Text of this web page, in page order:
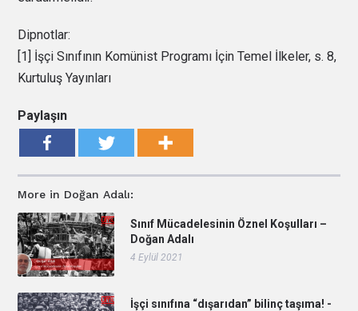
More in Doğan Adalı:
Sınıf Mücadelesinin Öznel Koşulları –
Doğan Adalı
4 Eylül 2021
İşçi sınıfına “dışarıdan” bilinç taşıma! -
Dipnotlar:
[1] İşçi Sınıfının Komünist Programı İçin Temel İlkeler, s. 8,
Kurtuluş Yayınları
Paylaşın